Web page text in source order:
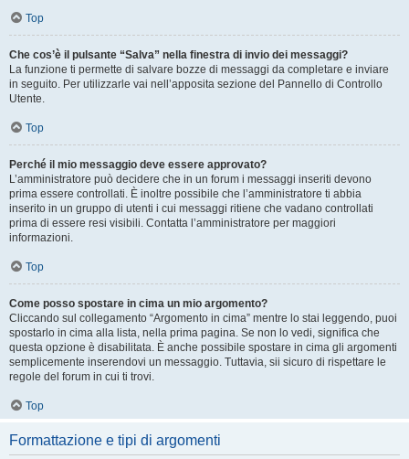
Top
Che cos’è il pulsante “Salva” nella finestra di invio dei messaggi?
La funzione ti permette di salvare bozze di messaggi da completare e inviare
in seguito. Per utilizzarle vai nell’apposita sezione del Pannello di Controllo
Utente.
Top
Perché il mio messaggio deve essere approvato?
L’amministratore può decidere che in un forum i messaggi inseriti devono
prima essere controllati. È inoltre possibile che l’amministratore ti abbia
inserito in un gruppo di utenti i cui messaggi ritiene che vadano controllati
prima di essere resi visibili. Contatta l’amministratore per maggiori
informazioni.
Top
Come posso spostare in cima un mio argomento?
Cliccando sul collegamento “Argomento in cima” mentre lo stai leggendo, puoi
spostarlo in cima alla lista, nella prima pagina. Se non lo vedi, significa che
questa opzione è disabilitata. È anche possibile spostare in cima gli argomenti
semplicemente inserendovi un messaggio. Tuttavia, sii sicuro di rispettare le
regole del forum in cui ti trovi.
Top
Formattazione e tipi di argomenti